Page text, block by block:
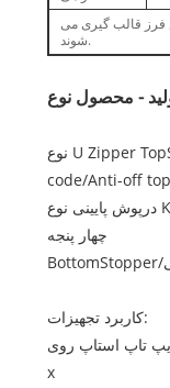
فرز قالب گیری می
شوند.
- محصول نوع
نوع U Zipper TopStopper/EuropeanTopStopper/I-
code/Anti-off
چهار پنجه
کاربرد تجهیزات:
x